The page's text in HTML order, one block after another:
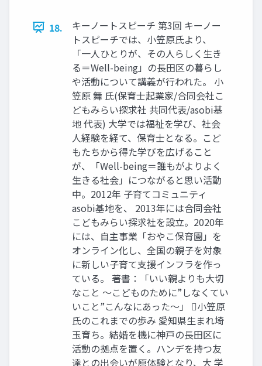
18.
キーノートスピーチ 第3回 キーノー
トスピーチでは、小笠原氏より、
「一人ひとりが、その人らしく生き
る＝Well-being」の長田区の暮らし
や活動について講義が行われた。 小
笠原 舞 氏(保育士起業家/合同会社こ
どもみらい探求社 共同代表/asobi基
地 代表) 大学では福祉を学び、社会
人経験を経て、保育士となる。こど
もたちから得た学びを広げること
が、「Well-being＝誰もがよりよく
生きる社会」につながると思い活動
中。2012年 子育てコミュニティ
asobi基地を、 2013年には合同会社
こどもみらい探求社を設立。2020年
には、自主事業「おやこ保育園」を
オンライン化し、全国の親子を対象
に新しい子育て支援インフラを作っ
ている。 著書：「いい親よりも大切
なこと 〜こどものために”しなくてい
いこと”こんなにあった〜」 小笠原
氏のこれまでの歩み 愛知県生まれ埼
玉育ち。結婚を機に神戸の長田区に
活動の拠点を置く。ハンデを持つ友
達との出会いが原体験となり、大 学